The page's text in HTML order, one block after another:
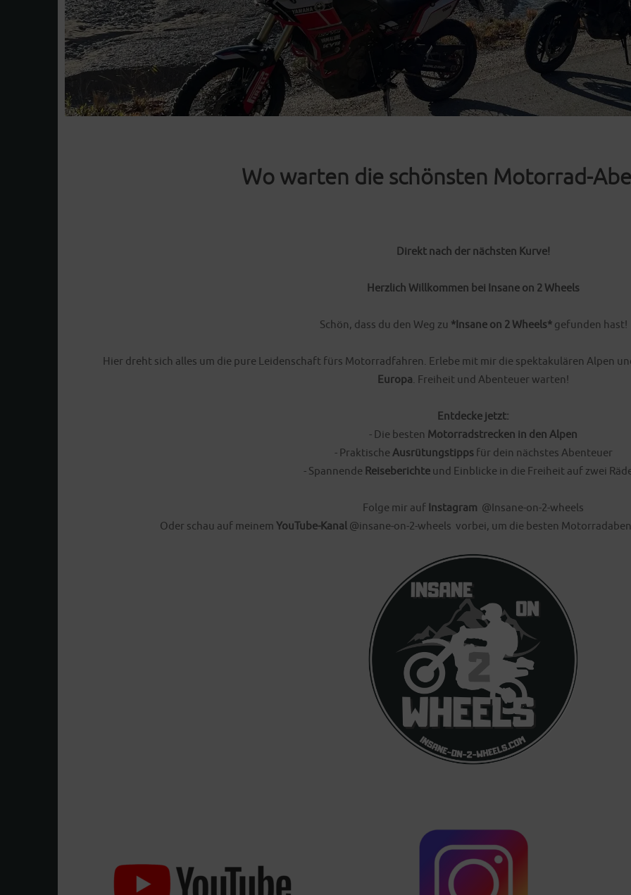
Wo warten die schönsten Motorrad-
Direkt nach der nächsten Kurve!
Herzlich Willkommen bei Insane on 2 Wheels
Schön, dass du den Weg zu *Insane on 2 Wheels* gefunden hast!
Hier dreht sich alles um die pure Leidenschaft fürs Motorradfahren. Erlebe mit mir die spektakulären Alpen
Europa. Freiheit und Abenteuer warten!
Entdecke jetzt:
- Die besten Motorradstrecken in den Alpen
- Praktische Ausrütungstippsfür dein nächstes Abenteuer
- Spannende Reiseberichteund Einblicke in die Freiheit auf zwei
Folge mir auf Instagram @Insane-on-2-wheels
Oder schau auf meinem YouTube-Kanal @insane-on-2-wheels vorbei, um die besten
FOLGE MIR AUF YOUTUBE Hier findest du sämtliche
YouTube Videos des Kanals @insane-on-2-wheels.
Verpasse kein Video mehr von mir wenn ich auf
folge
on 2